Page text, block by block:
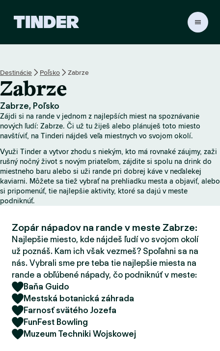
s
b
r
a
o
v
k
a
T
d
e
r
Destinácie Poľsko Zabrze
Zabrze
Zabrze, Poľsko
Zájdi si na rande v jednom z najlepších miest na spoznávanie
nových ľudí: Zabrze. Či už tu žiješ alebo plánuješ toto miesto
navštíviť, na Tinderi nájdeš veľa miestnych vo svojom okolí.
Využi Tinder a vytvor zhodu s niekým, kto má rovnaké záujmy, zaži
rušný nočný život s novým priateľom, zájdite si spolu na drink do
miestneho baru alebo si uži rande pri dobrej káve v neďalekej
kaviarni. Môžete sa tiež vybrať na prehliadku mesta a objaviť, alebo
si pripomenúť, tie najlepšie aktivity, ktoré sa dajú v meste
podniknúť.
Zopár nápadov na rande v meste Zabrze:
Najlepšie miesto, kde nájdeš ľudí vo svojom okolí
už poznáš. Kam ich však vezmeš? Spoľahni sa na
nás. Vybrali sme pre teba tie najlepšie miesta na
rande a obľúbené nápady, čo podniknúť v meste:
Baňa Guido
Mestská botanická záhrada
Farnosť svätého Jozefa
FunFest Bowling
Muzeum Techniki Wojskowej